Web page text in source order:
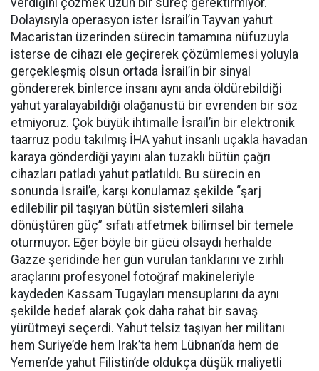
verdiğini çözmek uzun bir süreç gerektirmiyor.
Dolayısıyla operasyon ister İsrail’in Tayvan yahut
Macaristan üzerinden sürecin tamamına nüfuzuyla
isterse de cihazı ele geçirerek çözümlemesi yoluyla
gerçekleşmiş olsun ortada İsrail’in bir sinyal
göndererek binlerce insanı aynı anda öldürebildiği
yahut yaralayabildiği olağanüstü bir evrenden bir söz
etmiyoruz. Çok büyük ihtimalle İsrail’in bir elektronik
taarruz podu takılmış İHA yahut insanlı uçakla havadan
karaya gönderdiği yayını alan tuzaklı bütün çağrı
cihazları patladı yahut patlatıldı. Bu sürecin en
sonunda İsrail’e, karşı konulamaz şekilde “şarj
edilebilir pil taşıyan bütün sistemleri silaha
dönüştüren güç” sıfatı atfetmek bilimsel bir temele
oturmuyor. Eğer böyle bir gücü olsaydı herhalde
Gazze şeridinde her gün vurulan tanklarını ve zırhlı
araçlarını profesyonel fotoğraf makineleriyle
kaydeden Kassam Tugayları mensuplarını da aynı
şekilde hedef alarak çok daha rahat bir savaş
yürütmeyi seçerdi. Yahut telsiz taşıyan her militanı
hem Suriye’de hem Irak’ta hem Lübnan’da hem de
Yemen’de yahut Filistin’de oldukça düşük maliyetli